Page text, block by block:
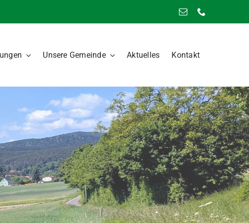
Unsere Gemeinde Aktuelles Kontakt